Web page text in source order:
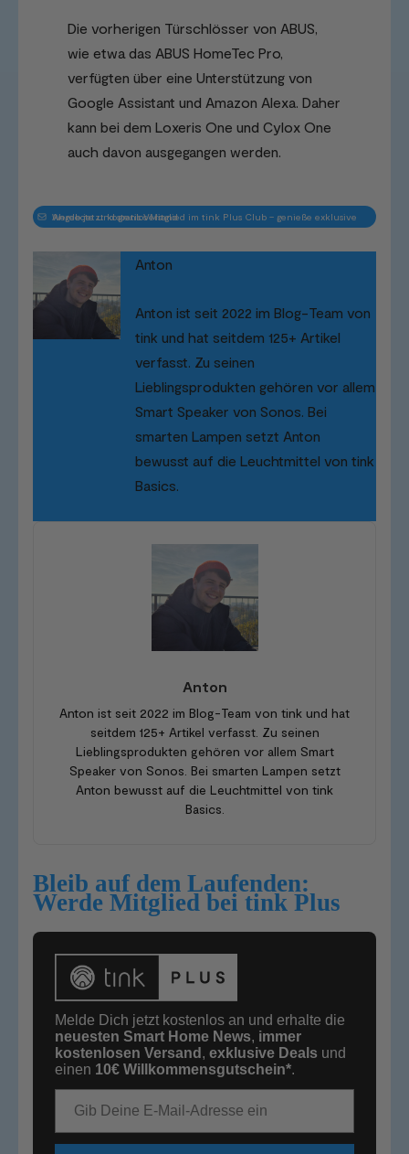
Die vorherigen Türschlösser von ABUS,
wie etwa das ABUS HomeTec Pro,
verfügten über eine Unterstützung von
Google Assistant und Amazon Alexa. Daher
kann bei dem Loxeris One und Cylox One
auch davon ausgegangen werden.
Werde jetzt kostenlos Mitglied im tink Plus Club – genieße exklusive Angebote und gratis Versand
Anton
Anton ist seit 2022 im Blog-Team von
tink und hat seitdem 125+ Artikel
verfasst. Zu seinen
Lieblingsprodukten gehören vor allem
Smart Speaker von Sonos. Bei
smarten Lampen setzt Anton
bewusst auf die Leuchtmittel von tink
Basics.
Anton
Anton ist seit 2022 im Blog-Team von tink und hat
seitdem 125+ Artikel verfasst. Zu seinen
Lieblingsprodukten gehören vor allem Smart
Speaker von Sonos. Bei smarten Lampen setzt
Anton bewusst auf die Leuchtmittel von tink
Basics.
Bleib auf dem Laufenden:
Werde Mitglied bei tink Plus
Melde Dich jetzt kostenlos an und erhalte die
neuesten Smart Home News, immer
kostenlosen Versand , exklusive Deals und
einen 10€ Willkommensgutschein*.